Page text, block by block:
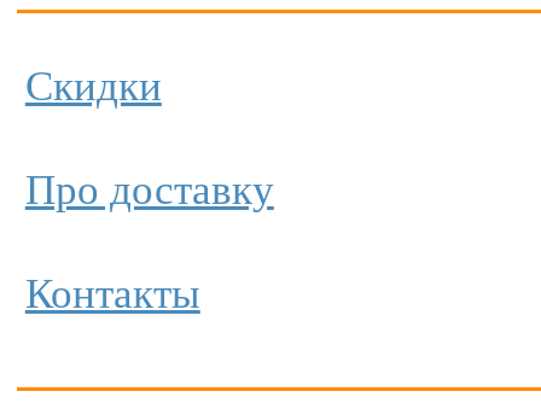
Скидки
Про доставку
Контакты